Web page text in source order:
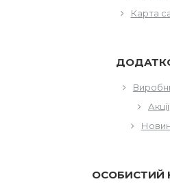
Карта
Акції
ОСОБИСТИЙ